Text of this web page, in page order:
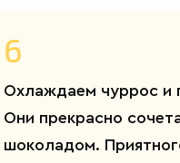
6
Охлаждаем чуррос и
Они прекрасно
шоколадом.